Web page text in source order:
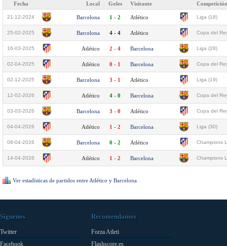
Fecha Local Goles Visitante Competición
21-12-2024 Barcelona 1 - 2 Atlético Liga (18)
25-02-2025 Barcelona 4 - 4 Atlético Copa del
16-03-2025 Atlético 2 - 4 Barcelona Liga (28)
02-04-2025 Atlético 0 - 1 Barcelona Copa del
02-12-2025 Barcelona 3 - 1 Atlético Liga (19)
12-02-2026 Atlético 4 - 0 Barcelona Copa del
03-03-2026 Barcelona 3 - 0 Atlético Copa del
04-04-2026 Atlético 1 - 2 Barcelona Liga (30)
08-04-2026 Barcelona 0 - 2 Atlético Champions
14-04-2026 Atlético 1 - 2 Barcelona Champions
Ver estadísticas de partidos entre Atlético y Barcelona
Síguenos
Twitter
Facebook
Recomendamos
Forza Atleti
Flashscore.es